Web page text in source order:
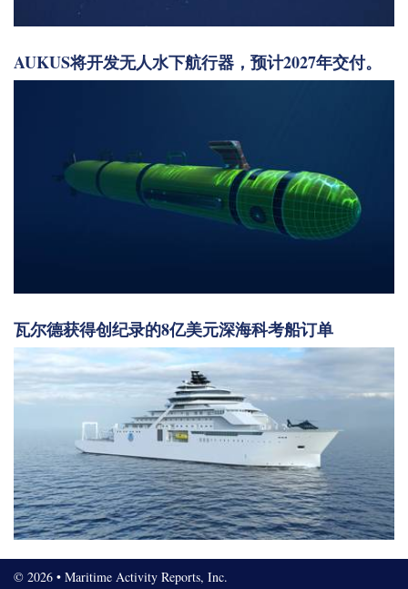
AUKUS将开发无人水下航行器，预计2027年交付。
瓦尔德获得创纪录的8亿美元深海科考船订单
© 2026 • Maritime Activity Reports, Inc.